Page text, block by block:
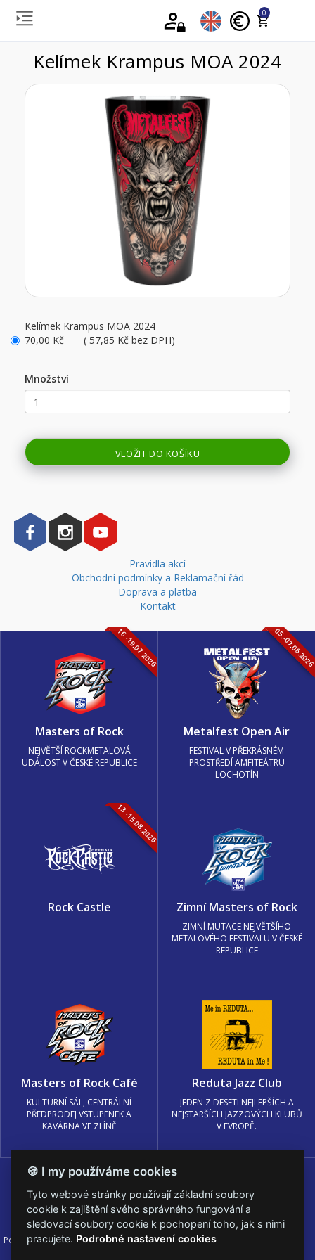
0
Kelímek Krampus MOA 2024
Kelímek Krampus MOA 2024
70,00 Kč ( 57,85 Kč bez DPH)
Množství
VLOŽIT DO KOŠÍKU
Pravidla akcí
Obchodní podmínky a Reklamační řád
Doprava a platba
Kontakt
16.-19.07.2026
Masters of Rock
NEJVĚTŠÍ ROCKMETALOVÁ
UDÁLOST V ČESKÉ REPUBLICE
05.-
Metalfest Open Air
FESTIVAL V PŘEKRÁSNÉM
PROSTŘEDÍ AMFITEÁTRU
LOCHOTÍN
13.-15.08.2026
Rock Castle Zimní Masters of Rock
ZIMNÍ MUTACE NEJVĚTŠÍHO
METALOVÉHO FESTIVALU V ČESKÉ
REPUBLICE
Masters of Rock Café
KULTURNÍ SÁL, CENTRÁLNÍ
PŘEDPRODEJ VSTUPENEK A
KAVÁRNA VE ZLÍNĚ
Reduta Jazz Club
JEDEN Z DESETI NEJLEPŠÍCH A
NEJSTARŠÍCH JAZZOVÝCH KLUBŮ
V EVROPĚ.
Podmínky užití 🍪 Změnit nastavení cookies.
🍪 I my používáme cookies
Tyto webové stránky používají základní soubory
cookie k zajištění svého správného fungování a
sledovací soubory cookie k pochopení toho, jak s nimi
pracujete. Podrobné nastavení cookies